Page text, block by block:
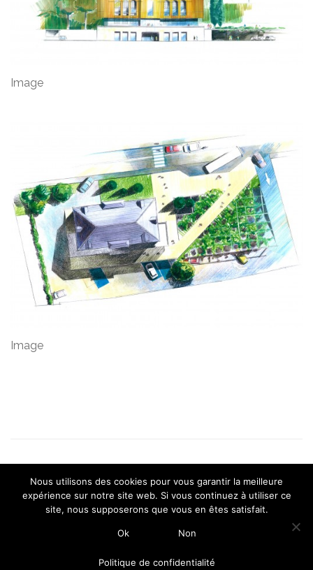
Image
Image
© Copyright 2015-2026 ICMArchitectures |Mentions légales
Politique de confidentialité
Nous utilisons des cookies pour vous garantir la meilleure
expérience sur notre site web. Si vous continuez à utiliser ce
site, nous supposerons que vous en êtes satisfait.
Ok Non
Politique de confidentialité